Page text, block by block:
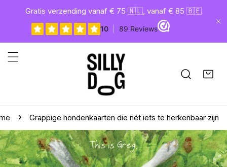
naar artikel
Gratis verzending vanaf € 75 🇳🇱, vanaf € 85 🇧🇪
Grappige hondenkaarten die nét iets te herkenbaar zijn
productinformatie